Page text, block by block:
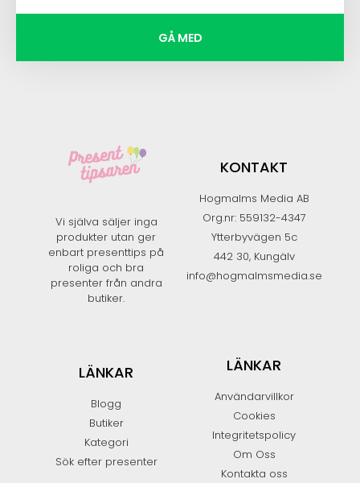
GÅ MED
Vi själva säljer inga
produkter utan ger
enbart presenttips på
roliga och bra
presenter från andra
butiker.​
KONTAKT
Hogmalms Media AB
Org.nr: 559132-4347
Ytterbyvägen 5c
442 30, Kungälv
info@hogmalmsmedia.se
LÄNKAR
Blogg
Butiker
Kategori
Sök efter presenter
LÄNKAR
Användarvillkor
Cookies
Integritetspolicy
Om Oss
Kontakta oss